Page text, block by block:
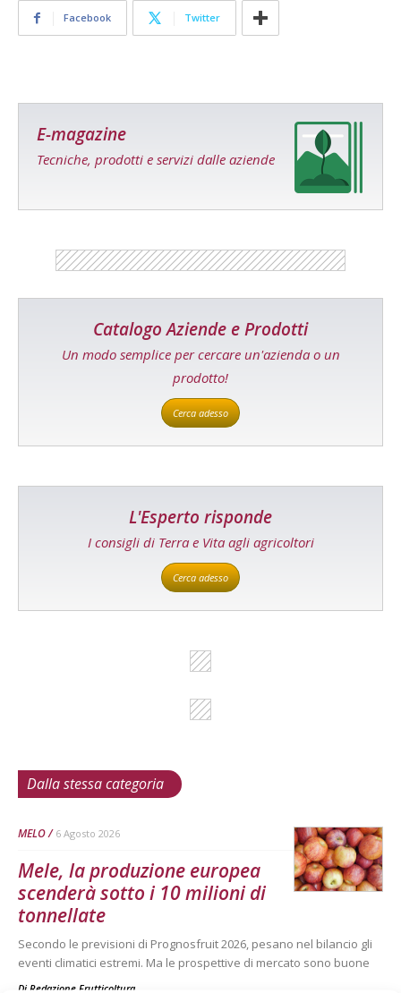
Facebook Twitter
E-magazine
Tecniche, prodotti e servizi dalle aziende
Catalogo Aziende e Prodotti
Un modo semplice per cercare un'azienda o un
prodotto!
Cerca adesso
L'Esperto risponde
I consigli di Terra e Vita agli agricoltori
Cerca adesso
Dalla stessa categoria
MELO 6 Agosto 2026
Mele, la produzione europea
scenderà sotto i 10 milioni di
tonnellate
Secondo le previsioni di Prognosfruit 2026, pesano nel bilancio gli
eventi climatici estremi. Ma le prospettive di mercato sono buone
Di Redazione Frutticoltura